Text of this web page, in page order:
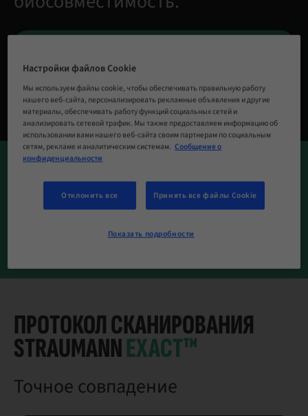
ОТКРОЙТЕ ДЛЯ СЕБЯ МАТЕРИАЛЫ
STRAUMANN®
ПРОТОКОЛ СКАНИРОВАНИЯ
STRAUMANNEXACT™
Точное совпадение
Настройки файлов Cookie
Мы используем файлы cookie, чтобы обеспечивать правильную работу
нашего веб-сайта, персонализировать рекламные объявления и другие
материалы, обеспечивать работу функций социальных сетей и
анализировать сетевой трафик. Мы также предоставляем информацию об
использовании вами нашего веб-сайта своим партнерам по социальным
сетям, рекламе и аналитическим системам. Сообщение о
конфиденциальности
Отклонить все Принять все файлы Cookie
Показать подробности